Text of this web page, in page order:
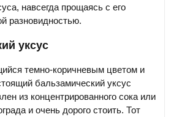
навсегда прощаясь с его
разновидностью.
уксус
темно-коричневым цветом и
бальзамический уксус
из концентрированного сока или
и очень дорого стоить. Тот